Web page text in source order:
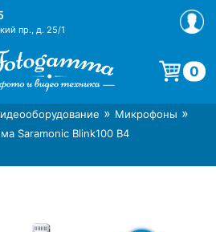
пр., д. 25/1
магазин фототехники
Gamma в СПб
фотоаксессуаров foto-
0
Корзина пуста.
» Микрофоны »
Saramonic Blink100 B4